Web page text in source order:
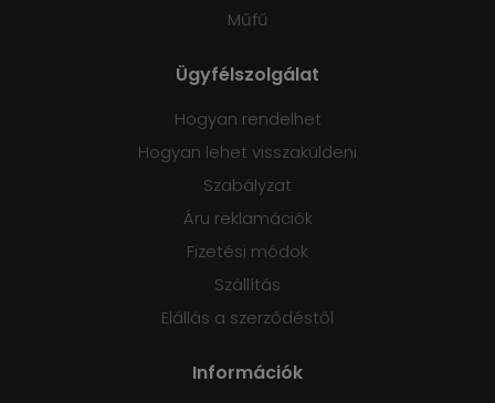
Műfű
Ügyfélszolgálat
Hogyan rendelhet
Hogyan lehet visszaküldeni
Szabályzat
Áru reklamációk
Fizetési módok
Szállítás
Elállás a szerződéstől
Információk